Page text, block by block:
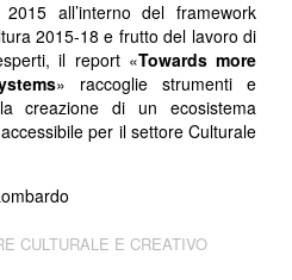
all’interno del framework
2015-18 e frutto del lavoro di
il report «Towards more
» raccoglie strumenti e
creazione di un ecosistema
per il settore Culturale
CULTURALE E CREATIVO